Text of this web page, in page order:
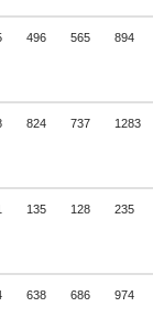
496 565 894
824 737 1283
135 128 235
638 686 974